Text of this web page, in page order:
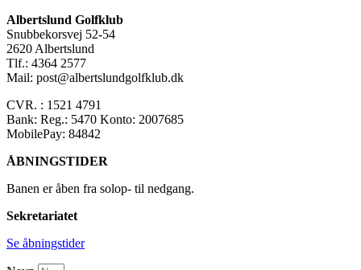
Albertslund Golfklub
Snubbekorsvej 52-54
2620 Albertslund
Tlf.: 4364 2577
Mail: post@albertslundgolfklub.dk
CVR. : 1521 4791
Bank: Reg.: 5470 Konto: 2007685
MobilePay: 84842
ÅBNINGSTIDER
Banen er åben fra solop- til nedgang.
Sekretariatet
Se åbningstider